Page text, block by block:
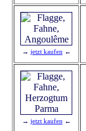
→ jetzt kaufen ←
→ jetzt kaufen ←